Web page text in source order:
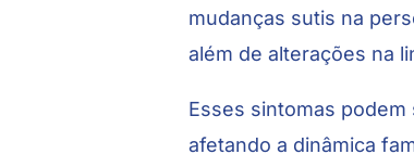
mudanças sutis na
além de alterações na
Esses sintomas
afetando a dinâmica